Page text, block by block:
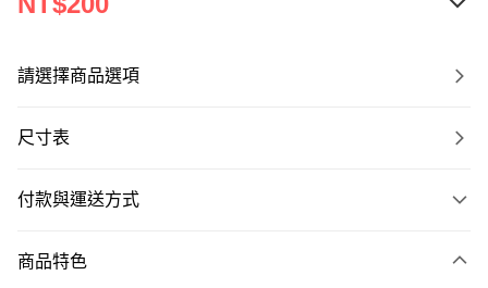
請選擇商品選項
尺寸表
付款與運送方式
信用卡一次付款
商品特色